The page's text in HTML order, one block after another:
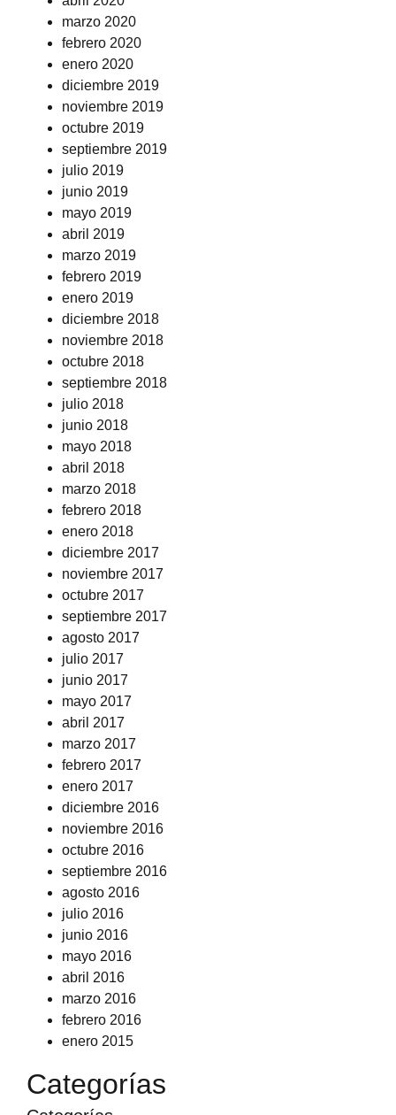
marzo 2020
febrero 2020
enero 2020
diciembre 2019
noviembre 2019
octubre 2019
septiembre 2019
julio 2019
junio 2019
mayo 2019
abril 2019
marzo 2019
febrero 2019
enero 2019
diciembre 2018
noviembre 2018
octubre 2018
septiembre 2018
julio 2018
junio 2018
mayo 2018
abril 2018
marzo 2018
febrero 2018
enero 2018
diciembre 2017
noviembre 2017
octubre 2017
septiembre 2017
agosto 2017
julio 2017
junio 2017
mayo 2017
abril 2017
marzo 2017
febrero 2017
enero 2017
diciembre 2016
noviembre 2016
octubre 2016
septiembre 2016
agosto 2016
julio 2016
junio 2016
mayo 2016
abril 2016
marzo 2016
febrero 2016
enero 2015
Categorías